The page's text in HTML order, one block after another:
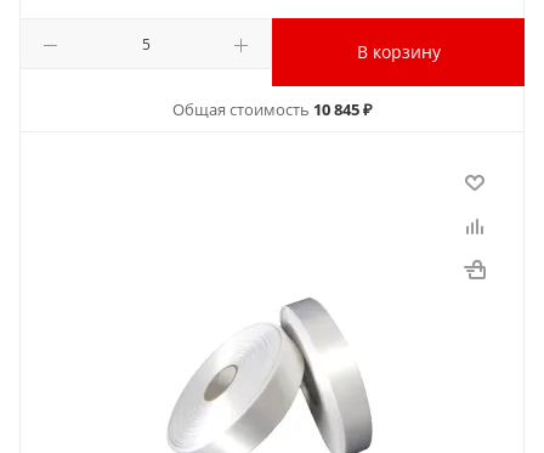
В корзину
Общая стоимость 10 845 ₽